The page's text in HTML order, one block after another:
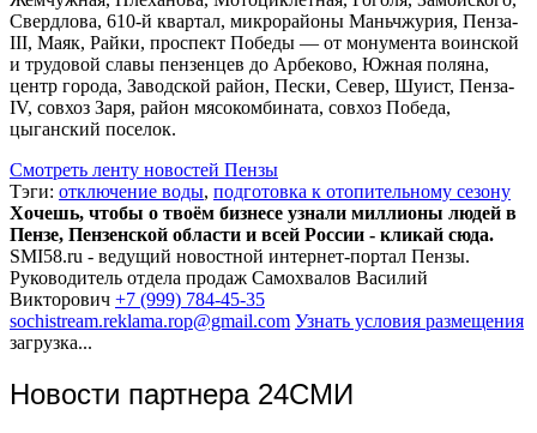
Свердлова, 610-й квартал, микрорайоны Маньчжурия, Пенза-
III, Маяк, Райки, проспект Победы — от монумента воинской
и трудовой славы пензенцев до Арбеково, Южная поляна,
центр города, Заводской район, Пески, Север, Шуист, Пенза-
IV, совхоз Заря, район мясокомбината, совхоз Победа,
цыганский поселок.
Смотреть ленту новостей Пензы
Тэги: отключение воды, подготовка к отопительному сезону
Хочешь, чтобы о твоём бизнесе узнали миллионы людей в
Пензе, Пензенской области и всей России - кликай сюда.
SMI58.ru - ведущий новостной интернет-портал Пензы.
Руководитель отдела продаж Самохвалов Василий
Викторович +7 (999) 784-45-35
sochistream.reklama.rop@gmail.com Узнать условия размещения
загрузка...
Новости партнера 24СМИ